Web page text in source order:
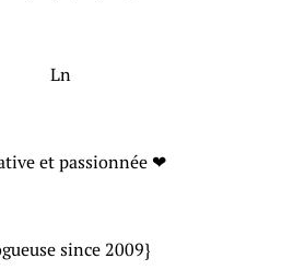
Ln
et passionnée ❤
since 2009}